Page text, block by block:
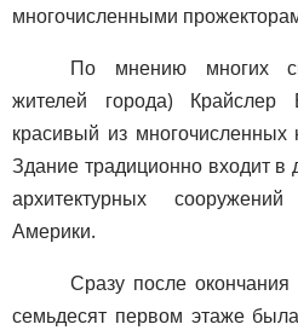
многочисленными
По мнению многих
жителей города)
красивый из многочисленных
Здание традиционно входит
архитектурных
Америки.
Сразу после окончания
семьдесят первом этаже